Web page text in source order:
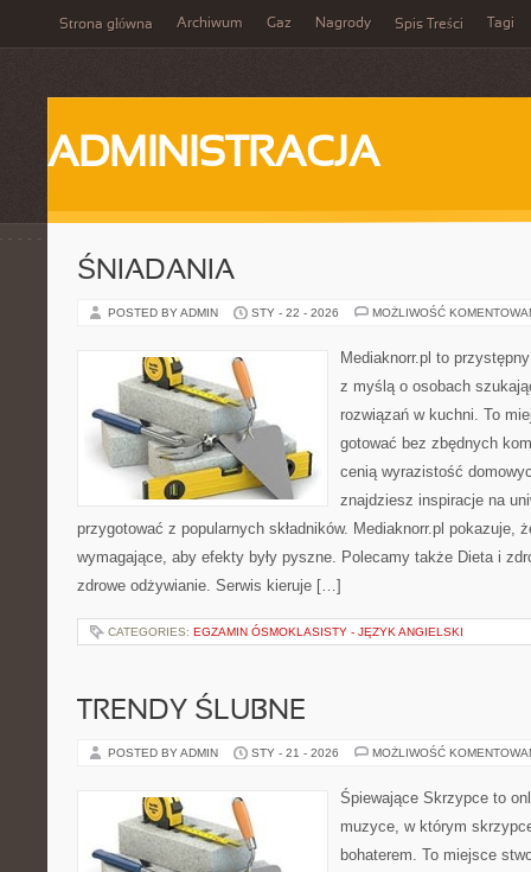
Strona główna Archiwum Gaz Nagrody Spis Treści Tagi
ADMINISTRACJA
ŚNIADANIA
POSTED BY ADMIN STY - 22 - 2026 MOŻLIWOŚĆ
Mediaknorr.pl to
z myślą o osobach
rozwiązań w kuchni. To
gotować bez zbędnych
cenią wyrazistość
znajdziesz inspiracje na
przygotować z popularnych składników. Mediaknorr.pl pokazuje,
wymagające, aby efekty były pyszne. Polecamy także Dieta i
zdrowe odżywianie. Serwis kieruje […]
CATEGORIES: EGZAMIN ÓSMOKLASISTY - JĘZYK ANGIELSKI
TRENDY ŚLUBNE
POSTED BY ADMIN STY - 21 - 2026 MOŻLIWOŚĆ
Śpiewające Skrzypce to
muzyce, w którym
bohaterem. To miejsce